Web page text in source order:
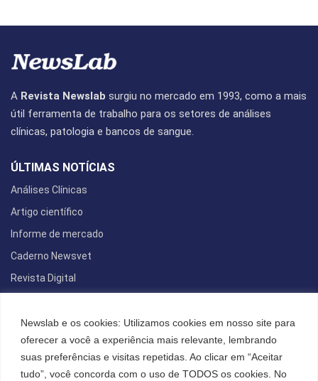
Newslab e os cookies: Utilizamos cookies em nosso site para
oferecer a você a experiência mais relevante, lembrando
suas preferências e visitas repetidas. Ao clicar em “Aceitar
tudo”, você concorda com o uso de TODOS os cookies. No
A Revista Newslab surgiu no mercado em 1993, como a mais
útil ferramenta de trabalho para os setores de análises
clínicas, patologia e bancos de sangue.
ÚLTIMAS NOTÍCIAS
Análises Clínicas
Artigo científico
Informe de mercado
Caderno Newsvet
Revista Digital